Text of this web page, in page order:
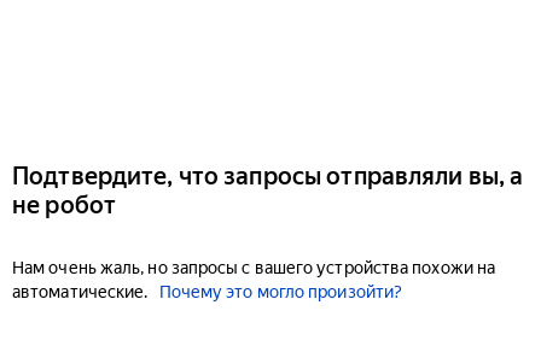
Подтвердите, что запросы отправляли вы, а
не робот
Нам очень жаль, но запросы с вашего устройства похожи на
автоматические.
Почему это могло произойти?